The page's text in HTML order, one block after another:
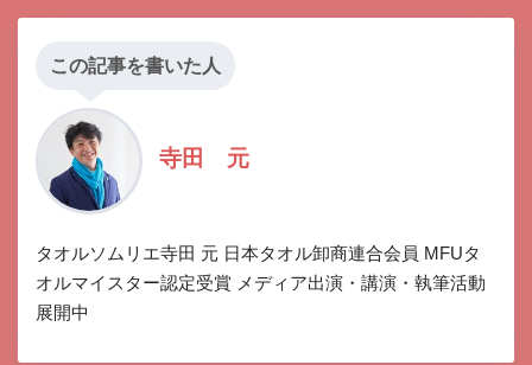
この記事を書いた人
寺田 元
タオルソムリエ寺田 元 日本タオル卸商連合会員 MFUタ
オルマイスター認定受賞 メディア出演・講演・執筆活動
展開中